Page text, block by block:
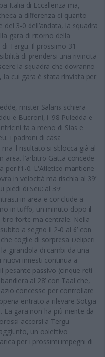
Italia di Eccellenza ma,
a differenza di quanto
3-0 dell’andata, la squadra
gara di ritorno della
Tergu. Il prossimo 31
di prendersi una rivincita
la squadra che dovranno
cui gara è stata rinviata per
mister Salaris schiera
e Budroni, i '98 Puledda e
fa a meno di Sias e
I padroni di casa
il risultato si sblocca già al
area. l’arbitro Gatta concede
per l’1-0. L'Atletico mantiene
in velocità ma rischia al 39’
piedi di Seu: al 39’
in area e conclude a
in tuffo, un minuto dopo il
tiro forte ma centrale. Nella
a segno il 2-0 al 6’ con
coglie di sorpresa Deliperi
girandola di cambi da una
nuovi innesti continua a
pesante passivo (cinque reti
al 28’ con Taal che,
concesso per controllare
entrato a rilevare Sotgia
La gara non ha più niente da
accorsi a Tergu
un obiettivo
per i prossimi impegni di